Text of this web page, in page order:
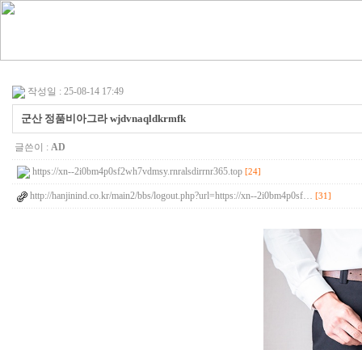
작성일 : 25-08-14 17:49
군산 정품비아그라 wjdvnaqldkrmfk
글쓴이 : AD
https://xn--2i0bm4p0sf2wh7vdmsy.rnralsdirrnr365.top [24]
http://hanjinind.co.kr/main2/bbs/logout.php?url=https://xn--2i0bm4p0sf… [31]